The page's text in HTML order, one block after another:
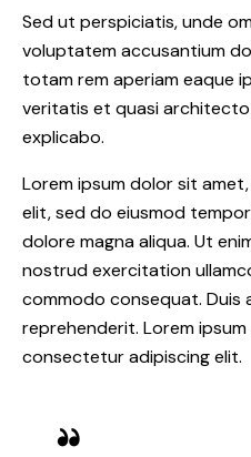
Sed ut perspiciatis, unde
voluptatem accusantium
totam rem aperiam eaque
veritatis et quasi
explicabo.
Lorem ipsum dolor sit
elit, sed do eiusmod
dolore magna aliqua. Ut
nostrud exercitation
commodo consequat. Duis
reprehenderit. Lorem
consectetur adipiscing elit.